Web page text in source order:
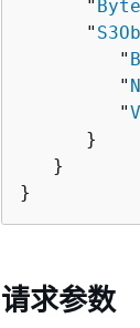
      "
      "
         "
         "
         "
      }
   }
}
请求参数